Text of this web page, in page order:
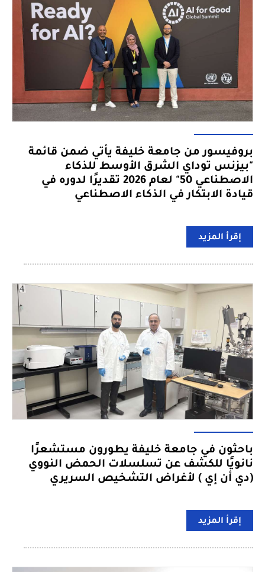
بروفيسور من جامعة خليفة يأتي ضمن قائمة
"بيزنس توداي الشرق الأوسط للذكاء
الاصطناعي 50" لعام 2026 تقديرًا لدوره في
قيادة الابتكار في الذكاء الاصطناعي
إقرأ المزيد
باحثون في جامعة خليفة يطورون مستشعرًا
نانويًا للكشف عن تسلسلات الحمض النووي
(دي أن إي ) لأغراض التشخيص السريري
إقرأ المزيد